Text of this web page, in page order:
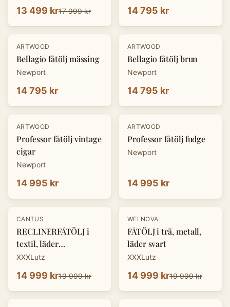
13 499 kr17 999 kr 14 795 kr
ARTWOOD
Bellagio fåtölj mässing
Newport
14 795 kr
ARTWOOD
Bellagio fåtölj brun
Newport
14 795 kr
ARTWOOD
Professor fåtölj vintage
cigar
Newport
14 995 kr
ARTWOOD
Professor fåtölj fudge
Newport
14 995 kr
-25%
CANTUS
RECLINERFÅTÖLJ i
textil, läder
cognacfärgad
XXXLutz
14 999 kr19 999 kr
-25 %
WELNOVA
FÅTÖLJ i trä, metall,
läder svart
XXXLutz
14 999 kr19 999 kr